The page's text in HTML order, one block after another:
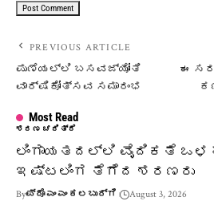
PREVIOUS ARTICLE
ಪುಣೆಯಲ್ಲಿ ಬಸವಜ್ಯೋತಿ
ವಾರ್ಷಿಕೋತ್ಸವ ಸಮಾರಂಭ
ಈ
Most Read
ಶರಣ ಚರಿತ್ರೆ
ಲಿಂಗಾಯತದಲ್ಲಿ ವೈದಿಕತೆ
ಇಷ್ಟಲಿಂಗ ತೆಗೆದ ಶರಣರು
Byಪ್ರೊ ಎಂ ಎಂ ಕಲಬುರ್ಗಿ August 3, 2026